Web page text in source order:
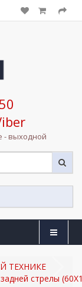
- выходной
ТЕХНИКЕ
стрелы